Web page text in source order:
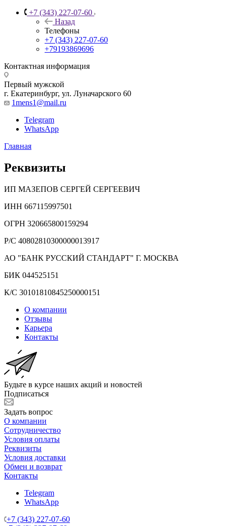
+7 (343) 227-07-60
Назад
Телефоны
+7 (343) 227-07-60
+79193869696
Контактная информация
Первый мужской
г. Екатеринбург, ул. Луначарского 60
1mens1@mail.ru
Telegram
WhatsApp
Главная
Реквизиты
ИП МАЗЕПОВ СЕРГЕЙ СЕРГЕЕВИЧ
ИНН 667115997501
ОГРН 320665800159294
Р/С 40802810300000013917
АО "БАНК РУССКИЙ СТАНДАРТ" Г. МОСКВА
БИК 044525151
К/С 30101810845250000151
О компании
Отзывы
Карьера
Контакты
Будьте в курсе наших акций и новостей
Подписаться
Задать вопрос
О компании
Сотрудничество
Условия оплаты
Реквизиты
Условия доставки
Обмен и возврат
Контакты
Telegram
WhatsApp
+7 (343) 227-07-60